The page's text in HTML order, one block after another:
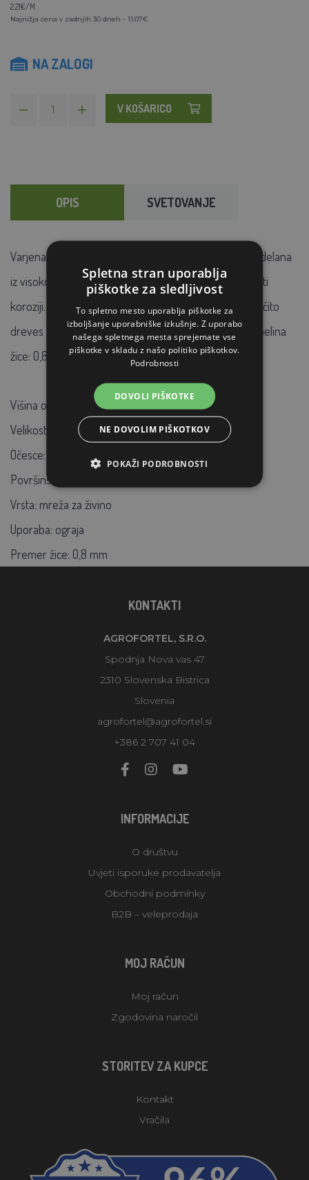
2.21€/M
Najnižja cena v zadnjih 30 dneh - 11.07€
NA ZALOGI
V KOŠARICO
OPIS SVETOVANJE
Varjena kvadratna mreža za živino AGROFORTEL je izdelana
iz visokokakovostne pocinkane žice in je odporna proti
koroziji. Primerna je za ograjevanje ograd, kletk ali zaščito
dreves pred škodljivci. Širina mreže: 12,7x12,7 mm, debelina
žice: 0,8 mm, velikost: 1x5 metrov.
Višina ograje:
Velikost:
Očesce:
12,7 x 12,7 mm
Površinska obdelava:
Vrsta: mreža za živino
Uporaba: ograja
Premer žice: 0,8 mm
KONTAKTI
AGROFORTEL, S.R.O.
Spodnja Nova vas 47
2310 Slovenska Bistrica
Slovenia
agrofortel@agrofortel.si
+386 2 707 41 04
INFORMACIJE
O društvu
Uvjeti isporuke prodavatelja
Obchodní podmínky
B2B – veleprodaja
MOJ RAČUN
Moj račun
Zgodovina naročil
STORITEV ZA KUPCE
Kontakt
Vračila
Spletna stran uporablja
piškotke za sledljivost
To spletno mesto uporablja piškotke za
izboljšanje uporabniške izkušnje. Z uporabo
našega spletnega mesta sprejemate vse
piškotke v skladu z našo politiko piškotkov.
Podrobnosti
DOVOLI PIŠKOTKE
NE DOVOLIM PIŠKOTKOV
POKAŽI PODROBNOSTI